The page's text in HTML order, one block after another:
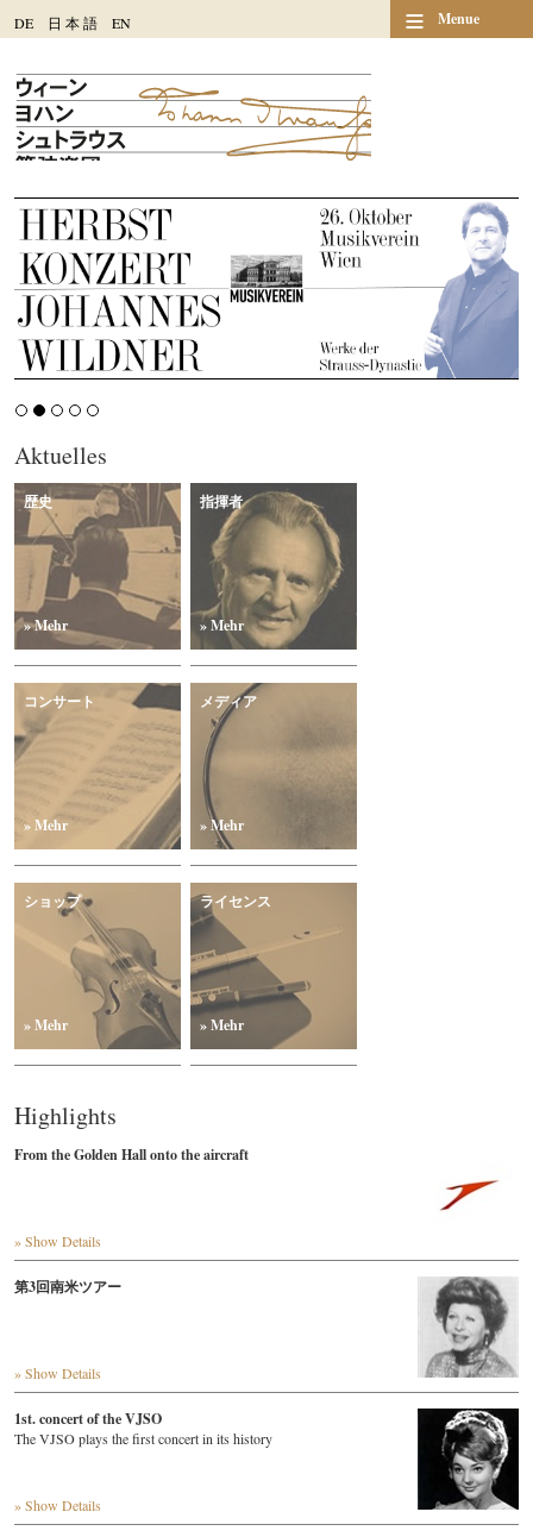
DE 日 本語 EN ≡ Menue
Aktuelles
歴史
» Mehr
指揮者
» Mehr
コンサート
» Mehr
メディア
» Mehr
ショップ
» Mehr
ライセンス
» Mehr
Highlights
From the Golden Hall onto the aircraft
» Show Details
第3回南米ツアー
» Show Details
1st. concert of the VJSO
The VJSO plays the first concert in its history
» Show Details